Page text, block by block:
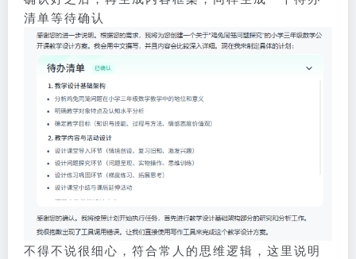
清单等待确认
不得不说很细心，符合常人的思维逻辑，这里说明